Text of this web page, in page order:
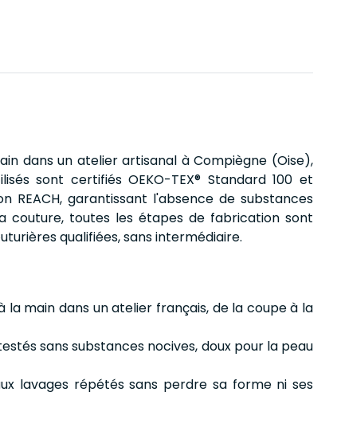
dans un atelier artisanal à Compiègne (Oise),
sont certifiés OEKO-TEX® Standard 100 et
REACH, garantissant l'absence de substances
couture, toutes les étapes de fabrication sont
qualifiées, sans intermédiaire.
main dans un atelier français, de la coupe à la
sans substances nocives, doux pour la peau
lavages répétés sans perdre sa forme ni ses